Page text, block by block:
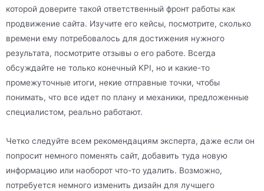
которой доверите такой ответственный фронт работы как
продвижение сайта. Изучите его кейсы, посмотрите, сколько
времени ему потребовалось для достижения нужного
результата, посмотрите отзывы о его работе. Всегда
обсуждайте не только конечный KPI, но и какие-то
промежуточные итоги, некие отправные точки, чтобы
понимать, что все идет по плану и механики, предложенные
специалистом, реально работают.
Четко следуйте всем рекомендациям эксперта, даже если он
попросит немного поменять сайт, добавить туда новую
информацию или наоборот что-то удалить. Возможно,
потребуется немного изменить дизайн для лучшего